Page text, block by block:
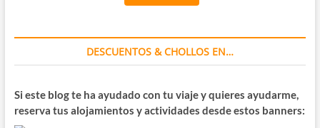
DESCUENTOS & CHOLLOS EN…
Si este blog te ha ayudado con tu viaje y quieres ayudarme,
reserva tus alojamientos y actividades desde estos banners: